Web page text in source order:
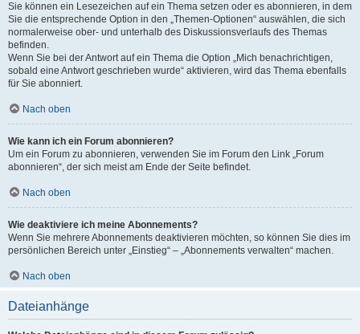
Sie können ein Lesezeichen auf ein Thema setzen oder es abonnieren, in dem
Sie die entsprechende Option in den „Themen-Optionen“ auswählen, die sich
normalerweise ober- und unterhalb des Diskussionsverlaufs des Themas
befinden.
Wenn Sie bei der Antwort auf ein Thema die Option „Mich benachrichtigen,
sobald eine Antwort geschrieben wurde“ aktivieren, wird das Thema ebenfalls
für Sie abonniert.
Nach oben
Wie kann ich ein Forum abonnieren?
Um ein Forum zu abonnieren, verwenden Sie im Forum den Link „Forum
abonnieren“, der sich meist am Ende der Seite befindet.
Nach oben
Wie deaktiviere ich meine Abonnements?
Wenn Sie mehrere Abonnements deaktivieren möchten, so können Sie dies im
persönlichen Bereich unter „Einstieg“ – „Abonnements verwalten“ machen.
Nach oben
Dateianhänge